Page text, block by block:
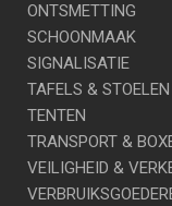
ONTSMETTING
SCHOONMAAK
SIGNALISATIE
TAFELS & STOELEN
TENTEN
TRANSPORT &
VEILIGHEID &